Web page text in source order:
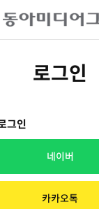
로그인
그인
네이버
카카오톡